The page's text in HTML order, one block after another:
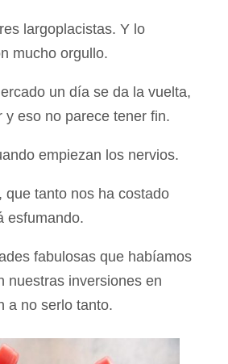
largoplacistas. Y lo
mucho orgullo.
un día se da la vuelta,
y eso no parece tener fin.
empiezan los nervios.
que tanto nos ha costado
esfumando.
fabulosas que habíamos
nuestras inversiones en
a no serlo tanto.